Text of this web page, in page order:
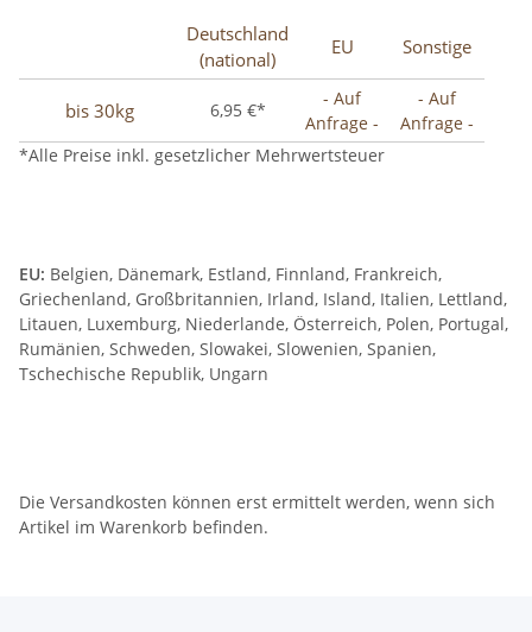
Deutschland
(national)
EU Sonstige
bis 30kg 6,95 €*
- Auf
Anfrage -
- Auf
Anfrage -
*Alle Preise inkl. gesetzlicher Mehrwertsteuer
EU: Belgien, Dänemark, Estland, Finnland, Frankreich,
Griechenland, Großbritannien, Irland, Island, Italien, Lettland,
Litauen, Luxemburg, Niederlande, Österreich, Polen, Portugal,
Rumänien, Schweden, Slowakei, Slowenien, Spanien,
Tschechische Republik, Ungarn
Die Versandkosten können erst ermittelt werden, wenn sich
Artikel im Warenkorb befinden.